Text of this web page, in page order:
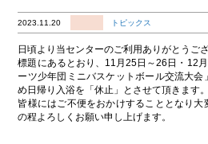
2023.11.20 トピックス
日頃より当センターのご利用ありがとうご
標題にあるとおり、11月25日～26日・12
ーツ少年団ミニバスケットボール交流大
め日帰り入浴を「休止」とさせて頂きます。
皆様にはご不便をおかけすることとなり
の程よろしくお願い申し上げます。